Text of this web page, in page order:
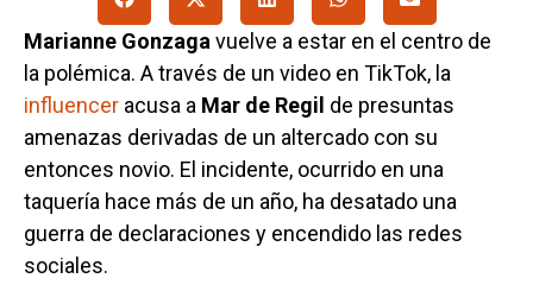
Marianne Gonzaga vuelve a estar en el centro de
la polémica. A través de un video en TikTok, la
influencer acusa a Mar de Regil de presuntas
amenazas derivadas de un altercado con su
entonces novio. El incidente, ocurrido en una
taquería hace más de un año, ha desatado una
guerra de declaraciones y encendido las redes
sociales.